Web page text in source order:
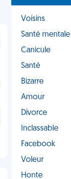
Voisins
Santé mentale
Canicule
Santé
Bizarre
Amour
Divorce
Inclassable
Facebook
Voleur
Honte